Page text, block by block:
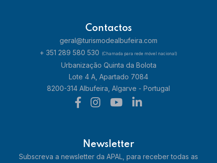
Contactos
geral@turismodealbufeira.com
+ 351 289 580 530
(Chamada para rede móvel nacional)
Urbanização Quinta da Bolota
Lote 4 A, Apartado 7084
8200-314 Albufeira, Algarve - Portugal
Newsletter
Subscreva a newsletter da APAL, para receber todas as